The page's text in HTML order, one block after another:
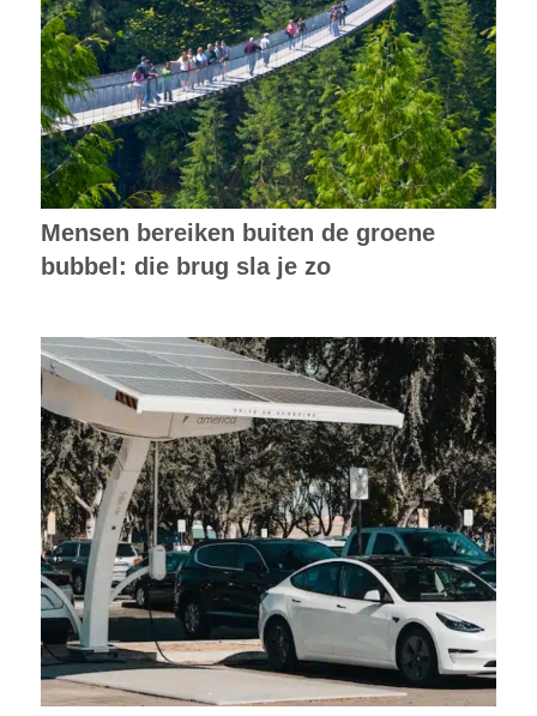
Mensen bereiken buiten de groene
bubbel: die brug sla je zo